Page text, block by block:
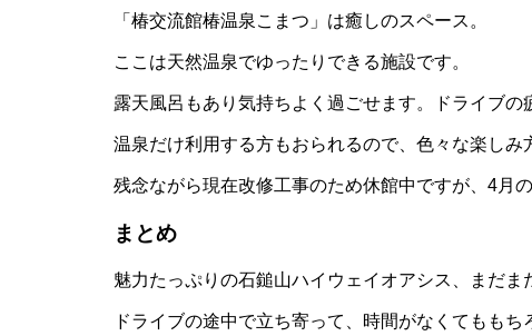
「椿交流館椿温泉こまつ」は癒しのスペース。
ここは天然温泉でゆったりできる施設です。
露天風呂もあり気持ちよく過ごせます。ドライブの
温泉だけ利用する方もおられるので、色々な楽しみ
残念ながら現在改修工事のため休館中ですが、4
まとめ
魅力たっぷりの石鎚山ハイウェイオアシス、まだま
ドライブの途中で立ち寄って、時間がなくてももち